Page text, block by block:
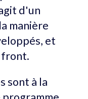
d'un
manière
et
front.
sont à la